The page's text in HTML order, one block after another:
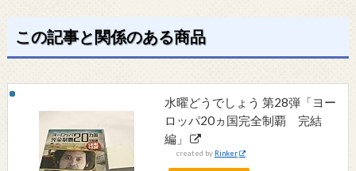
この記事と関係のある商品
水曜どうでしょう 第28弾「ヨー
ロッパ20ヵ国完全制覇 完結
編」
created by Rinker